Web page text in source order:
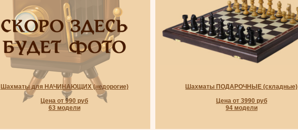
Шахматы для НАЧИНАЮЩИХ (недорогие)
Цена от 990 руб
63 модели
Шахматы ПОДАРОЧНЫЕ (складные)
Цена от 3990 руб
94 модели